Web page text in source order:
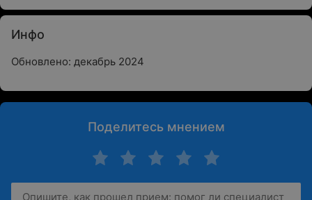
Инфо
Обновлено: декабрь 2024
Поделитесь мнением